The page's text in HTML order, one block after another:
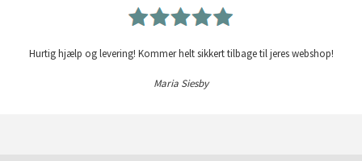
Hurtig hjælp og levering! Kommer helt sikkert tilbage til jeres webshop!
Maria Siesby